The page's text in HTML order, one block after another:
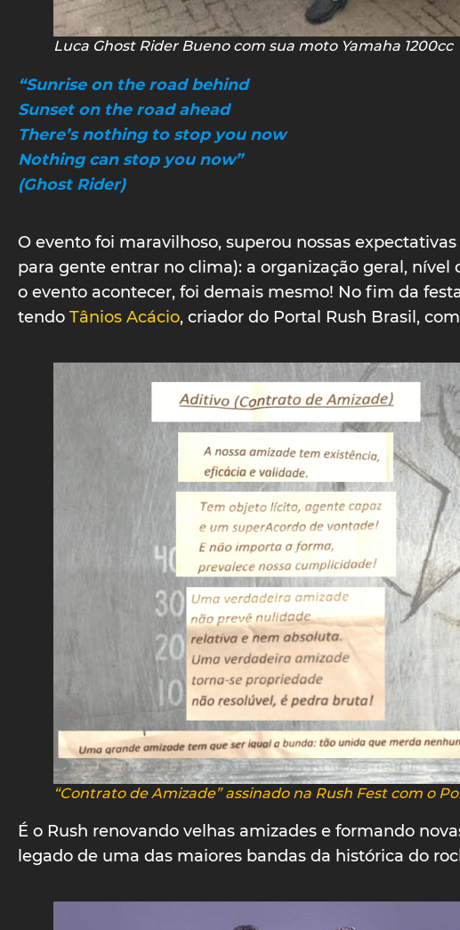
Luca Ghost Rider Bueno com sua moto Yamaha 1200cc
“Sunrise on the road behind
Sunset on the road ahead
There’s nothing to stop you now
Nothing can stop you now”
(Ghost Rider)
O evento foi maravilhoso, superou nossas
para gente entrar no clima): a organização geral,
o evento acontecer, foi demais mesmo! No fim da
tendo Tânios Acácio, criador do Portal Rush Brasil,
“Contrato de Amizade” assinado na Rush Fest com o
É o Rush renovando velhas amizades e formando
legado de uma das maiores bandas da histórica do